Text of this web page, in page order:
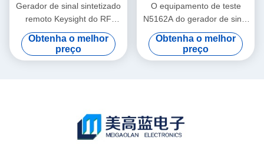
Gerador de sinal sintetizado
remoto Keysight do RF
Agilent 8648B 9kHz-
2000MHz
Obtenha o melhor
preço
O equipamento de teste
N5162A do gerador de sinal
da radiofrequência de
Keysight Agilent MXG
COMEU
Obtenha o melhor
preço